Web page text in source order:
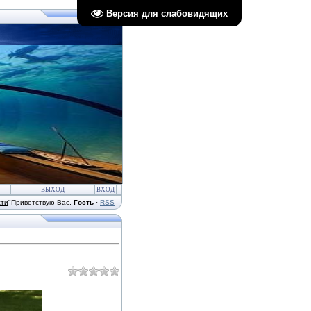
Версия для слабовидящих
ВЫХОД ВХОД
"Приветствую Вас Гость · RSS